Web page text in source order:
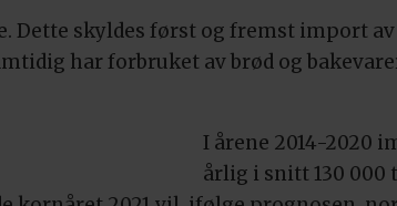
Dette skyldes først og fremst import
har forbruket av brød og
I årene 2014-2020
årlig i snitt 130 000